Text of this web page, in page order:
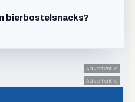
bierbostelsnacks?
Advertentie
Advertentie